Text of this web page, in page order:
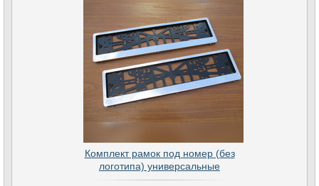
Комплект рамок под номер (без
логотипа) универсальные